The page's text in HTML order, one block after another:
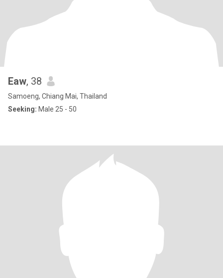
Eaw, 38
Samoeng, Chiang Mai, Thailand
Seeking: Male 25 - 50